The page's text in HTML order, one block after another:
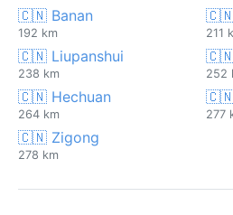
🇨🇳 Banan
192 km
🇨🇳
211
🇨🇳 Liupanshui
238 km
🇨🇳
252
🇨🇳 Hechuan
264 km
🇨🇳
277
🇨🇳 Zigong
278 km